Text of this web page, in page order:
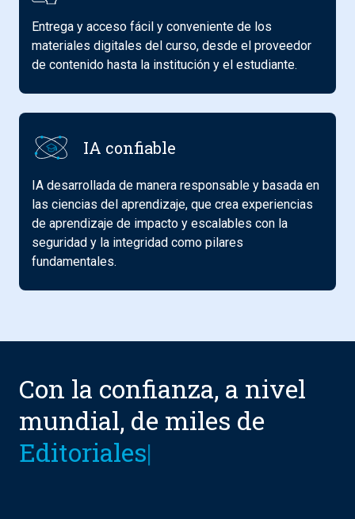
Entrega y acceso fácil y conveniente de los
materiales digitales del curso, desde el proveedor
de contenido hasta la institución y el estudiante.
IA confiable
IA desarrollada de manera responsable y basada en
las ciencias del aprendizaje, que crea experiencias
de aprendizaje de impacto y escalables con la
seguridad y la integridad como pilares
fundamentales.
Con la confianza, a nivel
mundial, de miles de
Ins